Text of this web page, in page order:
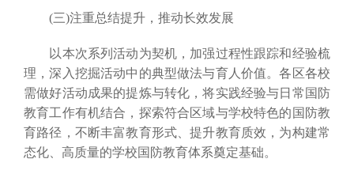
(三)注重总结提升，推动长效发展
以本次系列活动为契机，加强过程性跟踪和经验梳
理，深入挖掘活动中的典型做法与育人价值。各区各校
需做好活动成果的提炼与转化，将实践经验与日常国防
教育工作有机结合，探索符合区域与学校特色的国防教
育路径，不断丰富教育形式、提升教育质效，为构建常
态化、高质量的学校国防教育体系奠定基础。